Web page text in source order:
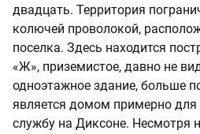
двадцать. Территория
колючей проволокой,
поселка. Здесь находится
«Ж», приземистое, давно не
одноэтажное здание, больше
является домом примерно для
службу на Диксоне. Несмотря